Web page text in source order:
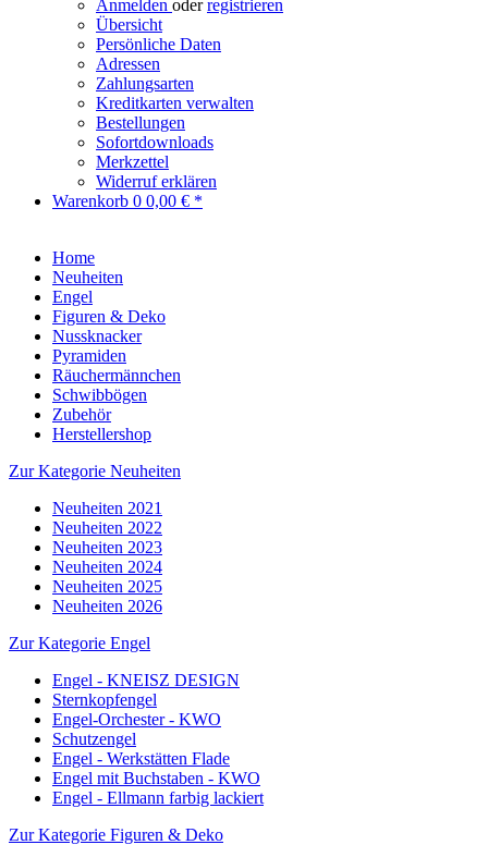
Anmelden oderregistrieren
Übersicht
Persönliche Daten
Adressen
Zahlungsarten
Kreditkarten verwalten
Bestellungen
Sofortdownloads
Merkzettel
Widerruf erklären
Warenkorb 0 0,00 € *
Home
Neuheiten
Engel
Figuren & Deko
Nussknacker
Pyramiden
Räuchermännchen
Schwibbögen
Zubehör
Herstellershop
Zur Kategorie Neuheiten
Neuheiten 2021
Neuheiten 2022
Neuheiten 2023
Neuheiten 2024
Neuheiten 2025
Neuheiten 2026
Zur Kategorie Engel
Engel - KNEISZ DESIGN
Sternkopfengel
Engel-Orchester - KWO
Schutzengel
Engel - Werkstätten Flade
Engel mit Buchstaben - KWO
Engel - Ellmann farbig lackiert
Zur Kategorie Figuren & Deko